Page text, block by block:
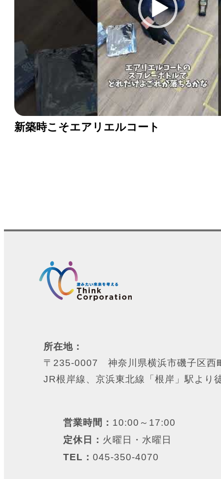
新築時こそエアリエルコート
所在地：
〒235-0007 神奈川県横浜市磯子区西
JR根岸線、京浜東北線「根岸」駅より
営業時間： 10:00～17:00
定休日： 火曜日・水曜日
TEL： 045-350-4070